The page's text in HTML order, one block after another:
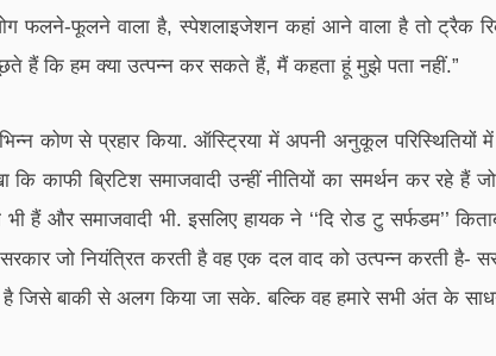
फलने-फूलने वाला है, स्पेशलाइजेशन कहां आने वाला है तो ट्रैक
हैं कि हम क्या उत्पन्न कर सकते हैं, मैं कहता हूं मुझे पता नहीं.”
कोण से प्रहार किया. ऑस्ट्रिया में अपनी अनुकूल
कि काफी ब्रिटिश समाजवादी उन्हीं नीतियों का समर्थन कर रहे
भी हैं और समाजवादी भी. इसलिए हायक ने ‘‘दि रोड टु सर्फडम’’
जो नियंत्रित करती है वह एक दल वाद को उत्पन्न करती है-
जिसे बाकी से अलग किया जा सके. बल्कि वह हमारे सभी अंत के